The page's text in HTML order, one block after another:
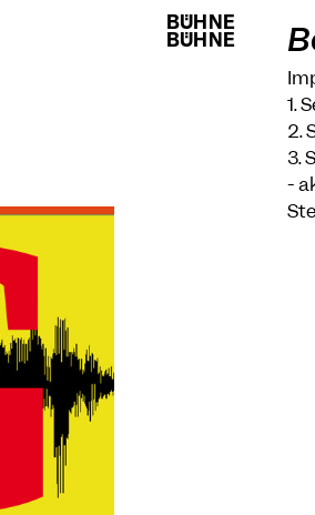
BÜHNE
BÜHNE
BÜHNE
BÜHNE
1.
2.
3.
-